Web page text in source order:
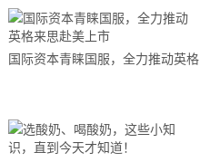
国际资本青睐国服，全力推动英格